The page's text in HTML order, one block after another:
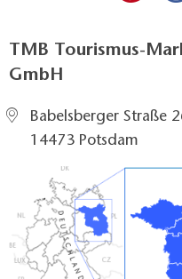
TMB Tourismus-
GmbH
Babelsberger Straße
14473 Potsdam